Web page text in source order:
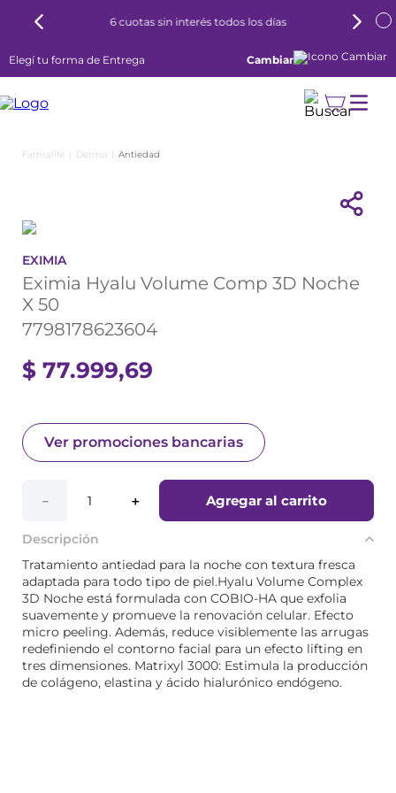
6 cuotas sin interés todos los días
Elegí tu forma de Entrega Cambiar
Dermo Antiedad
EXIMIA
Eximia Hyalu Volume Comp 3D Noche
X 50
7798178623604
$ 77.999,69
Ver promociones bancarias
＋
－ Agregar al carrito
Descripción
Tratamiento antiedad para la noche con textura fresca
adaptada para todo tipo de piel.Hyalu Volume Complex
3D Noche está formulada con COBIO-HA que exfolia
suavemente y promueve la renovación celular. Efecto
micro peeling. Además, reduce visiblemente las arrugas
redefiniendo el contorno facial para un efecto lifting en
tres dimensiones. Matrixyl 3000: Estimula la producción
de colágeno, elastina y ácido hialurónico endógeno.